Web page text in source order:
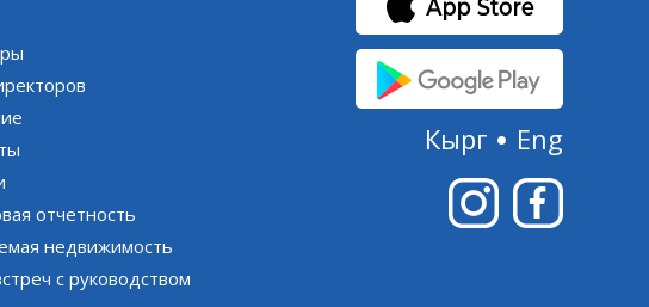
отчетность
недвижимость
с руководством
Eng
Кырг